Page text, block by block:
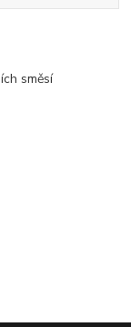
směsí